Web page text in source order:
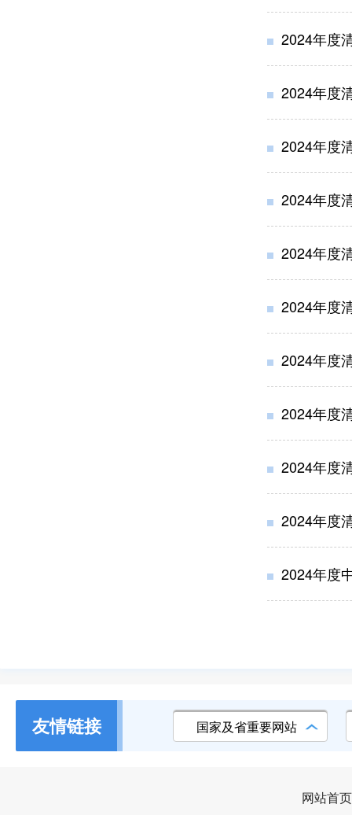
2024年度
2024年度
2024年度
2024年度
2024年度
2024年度
2024年度
2024年度
2024年度
2024年度
2024年度
友情链接 国家及省重要网站
网站首页